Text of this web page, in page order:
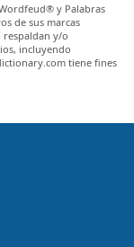
y Palabras
de sus marcas
respaldan y/o
incluyendo
tiene fines